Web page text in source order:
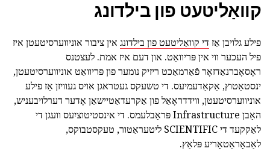
קוואַליטעט פון בילדונג
פילע גלויבן אַז די קוואַליטעט פון בילדונג אין ציבור אוניווערסיטעטן איז
פיל העכער ווי אין פּריוואַט. און דעם איז אמת. לעצטנס
ראָסאָברנאַדזאָר פֿאַרמאַכט ריזיק נומער פון פּריוואַט אוניווערסיטעטן,
ינסטאַטוץ, אַקאַדעמיעס. די טשעקס געטראגן אויס געוויזן אַז פילע
אוניווערסיטעטן, ווידדראָאַל פון אַקרעדאַטיישאַן אָדער דערלויבעניש,
האָבן Infrastructure פּראָבלעמס. די אינסטיטוציִעס וועגן די
לאַקקעד די SCIENTIFIC ליטעראַטור, טעקסטבוקס,
לאַבאָראַטאָריע פּלאַץ.